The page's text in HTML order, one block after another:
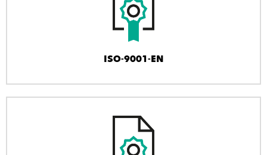
ISO-9001-EN